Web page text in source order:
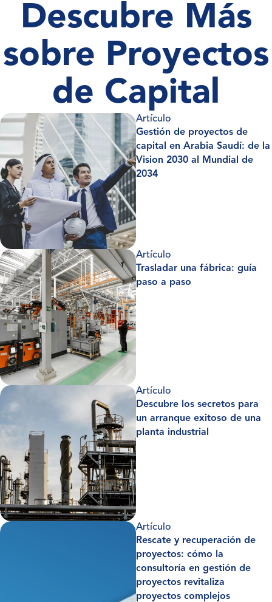
Descubre Más
sobre Proyectos
de Capital
Artículo
Gestión de proyectos de
capital en Arabia Saudí: de la
Vision 2030 al Mundial de
2034
Artículo
Trasladar una fábrica: guía
paso a paso
Artículo
Descubre los secretos para
un arranque exitoso de una
planta industrial
Artículo
Rescate y recuperación de
proyectos: cómo la
consultoría en gestión de
proyectos revitaliza
proyectos complejos